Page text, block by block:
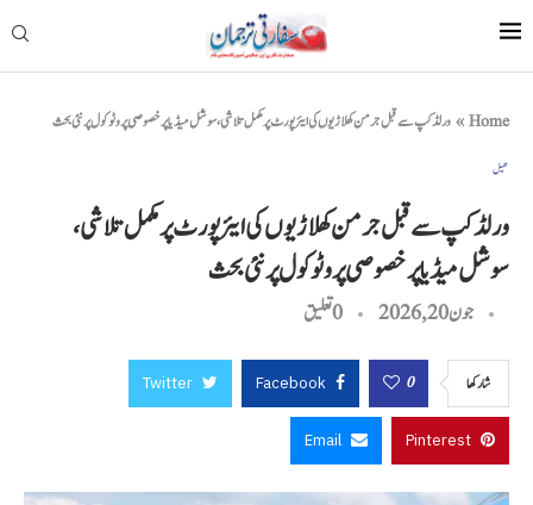
Home
» ورلڈ کپ سے قبل جرمن کھلاڑیوں کی ایئرپورٹ پر مکمل تلاشی، سوشل میڈیا پر خصوصی پروٹوکول پر نئی بحث
کھیل
ورلڈ کپ سے قبل جرمن کھلاڑیوں کی ایئرپورٹ پر مکمل تلاشی،
سوشل میڈیا پر خصوصی پروٹوکول پر نئی بحث
جون 20, 2026 0 تعليق
شاركها 0
Facebook
Twitter
Pinterest
Email